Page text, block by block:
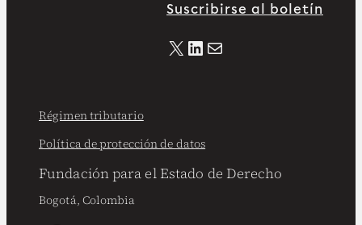
enfrentar a la expresidencia, que
rápidamente. Petro no tendrá la
Cepeda ausente»,
FEDe. Colombia
Suscribirse al boletín
X LinkedIn Correo electrónico
Fundación para el Estado de Derecho
Bogotá, Colombia
Régimen tributario
Política de protección de datos